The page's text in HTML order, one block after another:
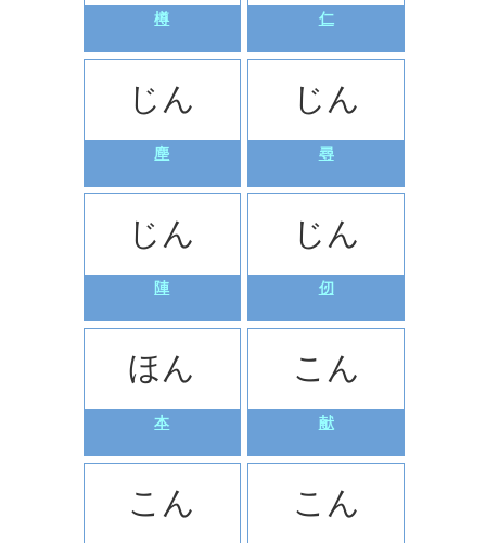
樽 仁
じん
塵
じん
尋
じん
陣
じん
仞
ほん
本
こん
献
こん こん